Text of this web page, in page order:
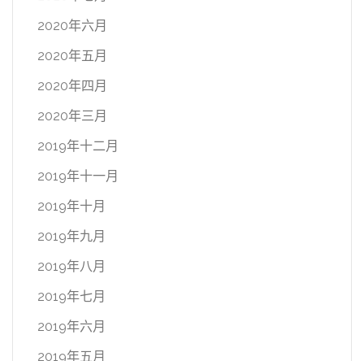
2020年六月
2020年五月
2020年四月
2020年三月
2019年十二月
2019年十一月
2019年十月
2019年九月
2019年八月
2019年七月
2019年六月
2019年五月